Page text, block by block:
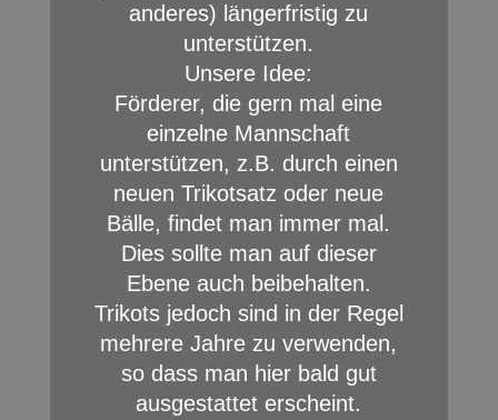
anderes) längerfristig zu
unterstützen.
Unsere Idee:
Förderer, die gern mal eine
einzelne Mannschaft
unterstützen, z.B. durch einen
neuen Trikotsatz oder neue
Bälle, findet man immer mal.
Dies sollte man auf dieser
Ebene auch beibehalten.
Trikots jedoch sind in der Regel
mehrere Jahre zu verwenden,
so dass man hier bald gut
ausgestattet erscheint.